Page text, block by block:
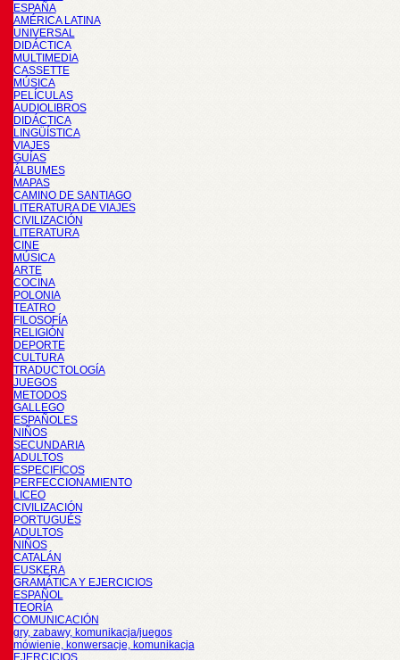
ESPAÑA
AMÉRICA LATINA
UNIVERSAL
DIDÁCTICA
MULTIMEDIA
CASSETTE
MÚSICA
PELÍCULAS
AUDIOLIBROS
DIDÁCTICA
LINGÜÍSTICA
VIAJES
GUÍAS
ÁLBUMES
MAPAS
CAMINO DE SANTIAGO
LITERATURA DE VIAJES
CIVILIZACIÓN
LITERATURA
CINE
MÚSICA
ARTE
COCINA
POLONIA
TEATRO
FILOSOFÍA
RELIGIÓN
DEPORTE
CULTURA
TRADUCTOLOGÍA
JUEGOS
METODOS
GALLEGO
ESPAÑOLES
NIÑOS
SECUNDARIA
ADULTOS
ESPECIFICOS
PERFECCIONAMIENTO
LICEO
CIVILIZACIÓN
PORTUGUÉS
ADULTOS
NIÑOS
CATALÁN
EUSKERA
GRAMÁTICA Y EJERCICIOS
ESPAÑOL
TEORÍA
COMUNICACIÓN
gry, zabawy, komunikacja/juegos
mówienie, konwersacje, komunikacja
EJERCICIOS